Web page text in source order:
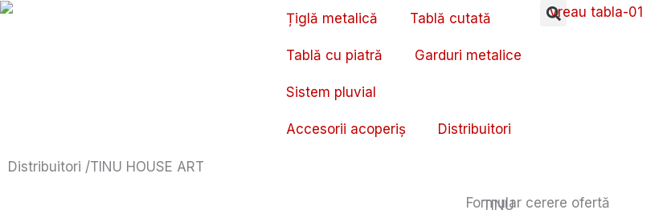
Skip
Țiglă metalică Tablă cutată
Tablă cu piatră Garduri metalice
Sistem pluvial
Accesorii acoperiș Distribuitori
Distribuitori /TINU HOUSE ART
TINU
Formular cerere ofertă